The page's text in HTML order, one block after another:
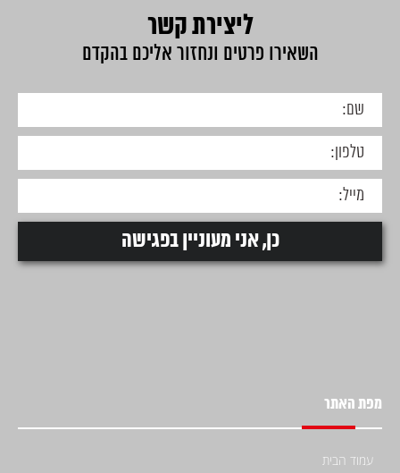
ליצירת קשר
השאירו פרטים ונחזור אליכם בהקדם
מפת האתר
עמוד הבית